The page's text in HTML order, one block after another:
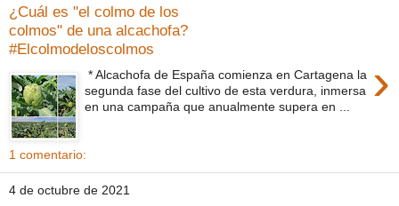
¿Cuál es "el colmo de los
colmos" de una alcachofa?
#Elcolmodeloscolmos
›
* Alcachofa de España comienza en Cartagena la
segunda fase del cultivo de esta verdura, inmersa
en una campaña que anualmente supera en ...
1 comentario:
4 de octubre de 2021